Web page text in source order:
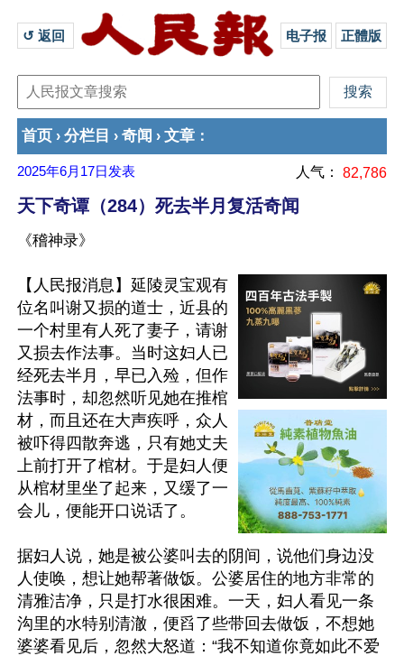
↺ 返回 电子报 正體版
首页 › 分栏目 › 奇闻 › 文章 ：
2025年6月17日 发表 人气： 82,786
天下奇谭（284）死去半月复活奇闻
《稽神录》
【人民报消息】延陵灵宝观有
位名叫谢又损的道士，近县的
一个村里有人死了妻子，请谢
又损去作法事。当时这妇人已
经死去半月，早已入殓，但作
法事时，却忽然听见她在推棺
材，而且还在大声疾呼，众人
被吓得四散奔逃，只有她丈夫
上前打开了棺材。于是妇人便
从棺材里坐了起来，又缓了一
会儿，便能开口说话了。
据妇人说，她是被公婆叫去的阴间，说他们身边没
人使唤，想让她帮著做饭。公婆居住的地方非常的
清雅洁净，只是打水很困难。一天，妇人看见一条
沟里的水特别清澈，便舀了些带回去做饭，不想她
婆婆看见后，忽然大怒道：“我不知道你竟如此不爱